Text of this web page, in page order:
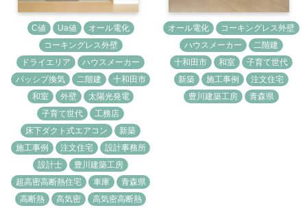
C値 Ua値 オール電化
コーキングレス外壁
ドライエリア ハウスメーカー
パッシブ換気 二階建 十和田市
和室 外壁 太陽光発電
子育て世代 工務店
床下ダクト式エアコン 新築
施工事例 注文住宅 設計事務所
設計士 豊川建築工房
超高密高断熱住宅 車庫 青森県
高断熱 高気密 高気密高断熱
オール電化 コーキングレス外壁
ハウスメーカー 二階建
十和田市 和室 子育て世代
新築 施工事例 注文住宅
豊川建築工房 青森県